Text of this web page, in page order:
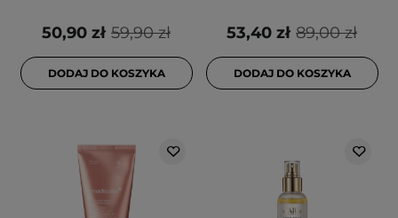
59,90 zł
50,90 zł
DODAJ DO KOSZYKA
89,00 zł
53,40 zł
DODAJ DO KOSZYKA